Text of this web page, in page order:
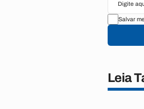
Salvar
Leia